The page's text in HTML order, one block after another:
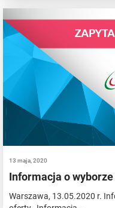
13 maja, 2020
Informacja o
Warszawa, 13.05.2020 r.